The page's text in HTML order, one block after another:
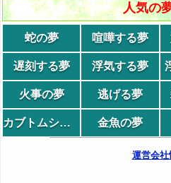
人気の
蛇の夢 喧嘩する夢
遅刻する夢 浮気する夢
火事の夢 逃げる夢
カブトムシの夢 金魚の夢
運営会社